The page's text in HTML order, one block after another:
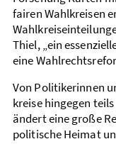
fairen Wahl­kreisen
Thiel, „ein
eine
Von Politikerinnen
kreise hingegen
ändert eine große
politische Heimat